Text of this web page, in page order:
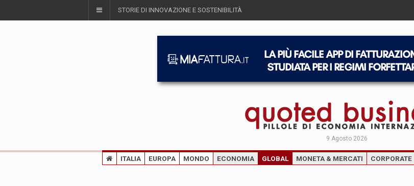
STORIE DI INNOVAZIONE E SOSTENIBILITÀ
9 Agosto 2026
ITALIA EUROPA MONDO ECONOMIA GLOBAL MONETA & MERCATI CORPORATE